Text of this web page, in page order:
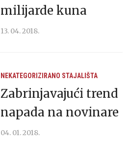
milijarde kuna
13. 04. 2018.
NEKATEGORIZIRANO STAJALIŠTA
Zabrinjavajući trend
napada na novinare
04. 01. 2018.